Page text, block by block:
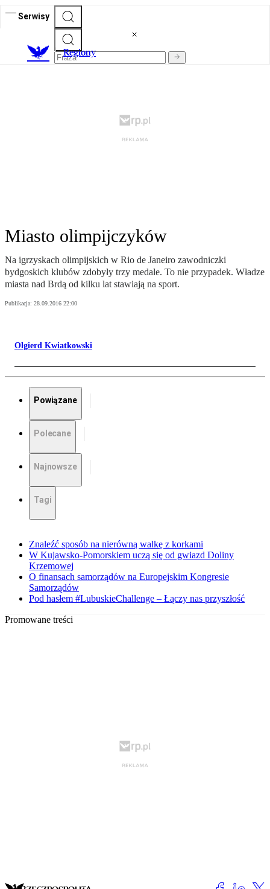
Serwisy
Regiony
Miasto olimpijczyków
Na igrzyskach olimpijskich w Rio de Janeiro zawodniczki
bydgoskich klubów zdobyły trzy medale. To nie przypadek. Władze
miasta nad Brdą od kilku lat stawiają na sport.
Publikacja: 28.09.2016 22:00
Olgierd Kwiatkowski
Powiązane
Polecane
Najnowsze
Tagi
Znaleźć sposób na nierówną walkę z korkami
W Kujawsko-Pomorskiem uczą się od gwiazd Doliny
Krzemowej
O finansach samorządów na Europejskim Kongresie
Samorządów
Pod hasłem #LubuskieChallenge – Łączy nas przyszłość
Promowane treści